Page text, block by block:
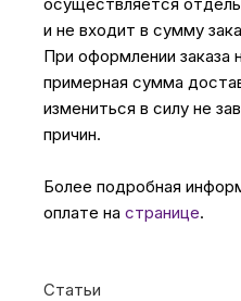
и не входит в сумму
При оформлении заказа
примерная сумма
измениться в силу не
причин.
Более подробная
оплате на странице.
Статьи